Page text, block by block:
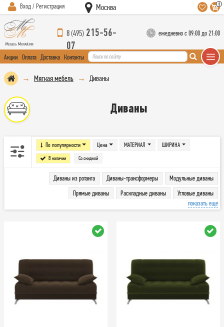
Вход / Регистрация Москва 0
8 (495) 215-56-
07
ежедневно с 09:00 до 21:00
Акции Оплата Доставка Контакты
Мягкая мебель Диваны
Диваны
По популярности Цена
В наличии Со скидкой
МАТЕРИАЛ ШИРИНА
Диваны из ротанга Диваны-трансформеры
Модульные диваны
Прямые диваны
Раскладные диваны
Угловые диваны
показать еще